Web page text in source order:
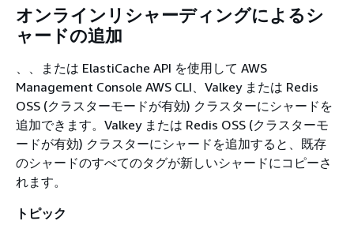
オンラインリシャーディングによるシ
ャードの追加
、、または ElastiCache API を使用して AWS
Management Console AWS CLI、Valkey または Redis
OSS (クラスターモードが有効) クラスターにシャードを
追加できます。Valkey または Redis OSS (クラスターモ
ードが有効) クラスターにシャードを追加すると、既存
のシャードのすべてのタグが新しいシャードにコピーさ
れます。
トピック